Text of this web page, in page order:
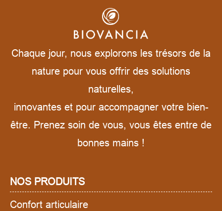
Chaque jour, nous explorons les trésors de la
nature pour vous offrir des solutions
naturelles,
innovantes et pour accompagner votre bien-
être. Prenez soin de vous, vous êtes entre de
bonnes mains !
NOS PRODUITS
Confort articulaire